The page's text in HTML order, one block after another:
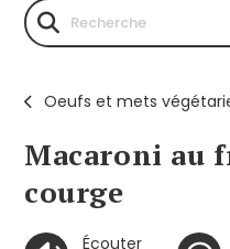
Oeufs et mets
Macaroni au
courge
Écouter